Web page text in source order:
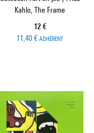
Kahlo, The Frame
Prix ​​actuel
12 €
11,40 € ADHÉRENT